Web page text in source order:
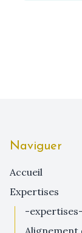
Naviguer
Accueil
expertises
-expertises-